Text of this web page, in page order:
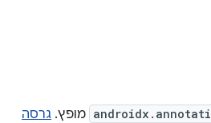
מופץ. גרסה